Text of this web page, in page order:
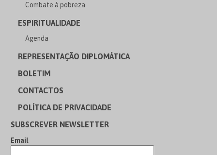
Combate à pobreza
ESPIRITUALIDADE
Agenda
REPRESENTAÇÃO DIPLOMÁTICA
BOLETIM
CONTACTOS
POLÍTICA DE PRIVACIDADE
SUBSCREVER NEWSLETTER
Email